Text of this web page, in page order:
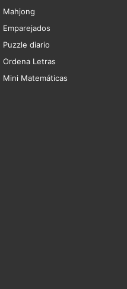
Mahjong
Emparejados
Puzzle diario
Ordena Letras
Mini Matemáticas